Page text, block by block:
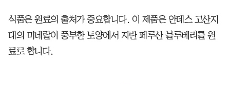
식품은 원료의 출처가 중요합니다. 이 제품은 안데스 고산지
대의 미네랄이 풍부한 토양에서 자란 페루산 블루베리를 원
료로 합니다.